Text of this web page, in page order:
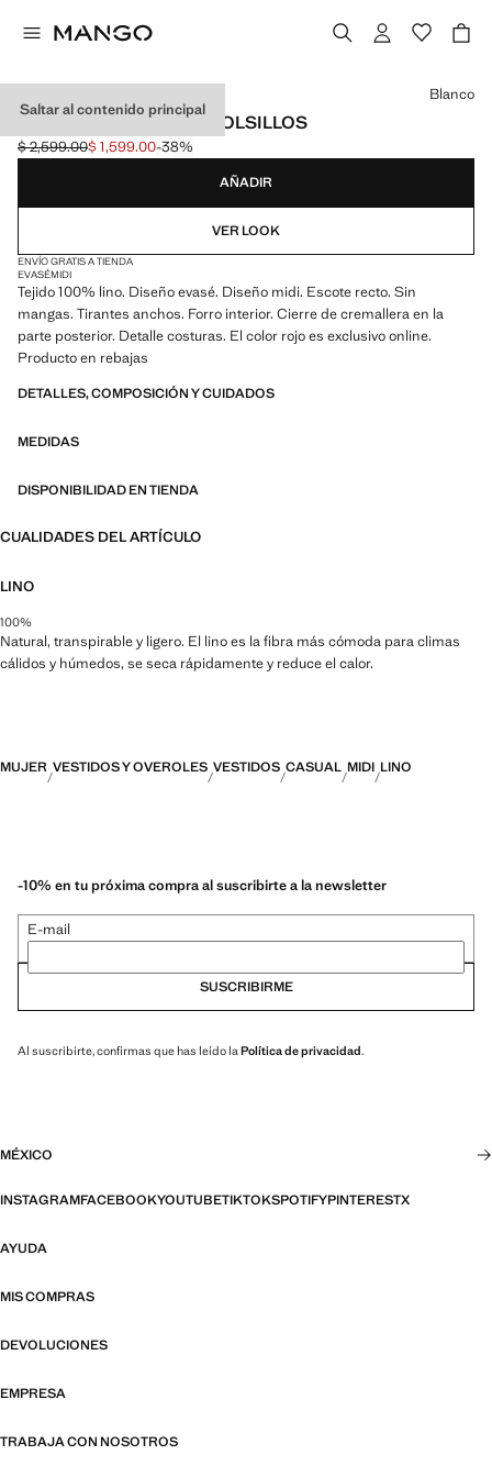
Saltar al contenido principal
VESTIDO LINO EVASÉ BOLSILLOS
Precio inicial tachado [$ 2,599.00 ]
$ 2,599.00
Precio actual [$ 1,599.00 ]
$ 1,599.00-38%
Selecciona un color
Blanco
AÑADIR
VER LOOK
ENVÍO GRATIS A TIENDA
EVASÉMIDI
Tejido 100% lino. Diseño evasé. Diseño midi. Escote recto. Sin
mangas. Tirantes anchos. Forro interior. Cierre de cremallera en la
parte posterior. Detalle costuras. El color rojo es exclusivo online.
Producto en rebajas
DETALLES, COMPOSICIÓN Y CUIDADOS
MEDIDAS
DISPONIBILIDAD EN TIENDA
CUALIDADES DEL ARTÍCULO
LINO
100%
Natural, transpirable y ligero. El lino es la fibra más cómoda para climas
cálidos y húmedos, se seca rápidamente y reduce el calor.
MUJER VESTIDOS Y OVEROLES VESTIDOS CASUAL MIDI LINO
-10% en tu próxima compra al suscribirte a la newsletter
E-mail
SUSCRIBIRME
Al suscribirte, confirmas que has leído laPolítica de privacidad.
MÉXICO
INSTAGRAMFACEBOOKYOUTUBETIKTOKSPOTIFYPINTERESTX
AYUDA
MIS COMPRAS
DEVOLUCIONES
EMPRESA
TRABAJA CON NOSOTROS